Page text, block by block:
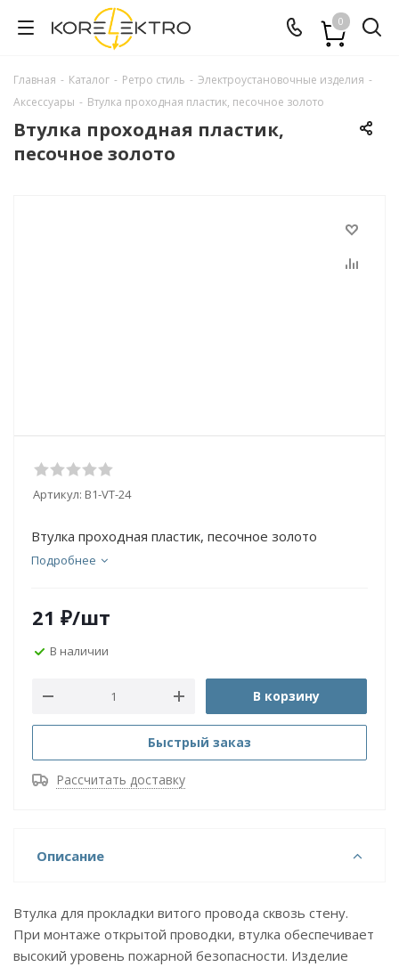
0
Главная - Каталог - Ретро стиль - Электроустановочные изделия -
Аксессуары - Втулка проходная пластик, песочное золото
Втулка проходная пластик,
песочное золото
Артикул: B1-VT-24
Втулка проходная пластик, песочное золото
Подробнее
21 ₽/шт
В наличии
В корзину
Быстрый заказ
Рассчитать доставку
Описание
Втулка для прокладки витого провода сквозь стену.
При монтаже открытой проводки, втулка обеспечивает
высокий уровень пожарной безопасности. Изделие